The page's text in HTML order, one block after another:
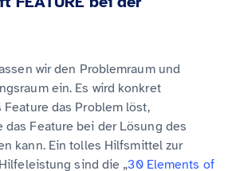
wir den Problemraum und
ein. Es wird konkret
das Problem löst,
das Feature bei der Lösung des
kann. Ein tolles Hilfsmittel zur
sind die „30 Elements of